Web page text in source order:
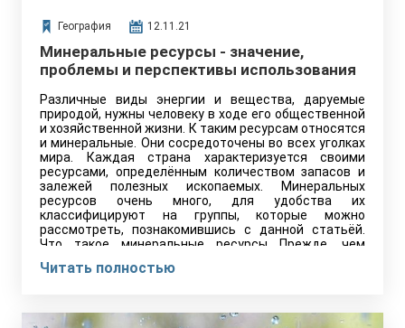
География 12.11.21
Минеральные ресурсы - значение,
проблемы и перспективы использования
Различные виды энергии и вещества, даруемые
природой, нужны человеку в ходе его общественной
и хозяйственной жизни. К таким ресурсам относятся
и минеральные. Они сосредоточены во всех уголках
мира. Каждая страна характеризуется своими
ресурсами, определённым количеством запасов и
залежей полезных ископаемых. Минеральных
ресурсов очень много, для удобства их
классифицируют на группы, которые можно
рассмотреть, познакомившись с данной статьёй.
Что такое минеральные ресурсы Прежде, чем
необходимо…
Читать полностью